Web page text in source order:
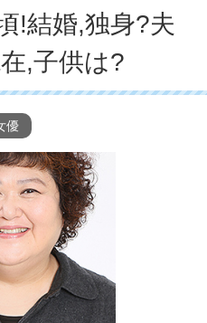
!結婚,独身?夫
,子供は?
優